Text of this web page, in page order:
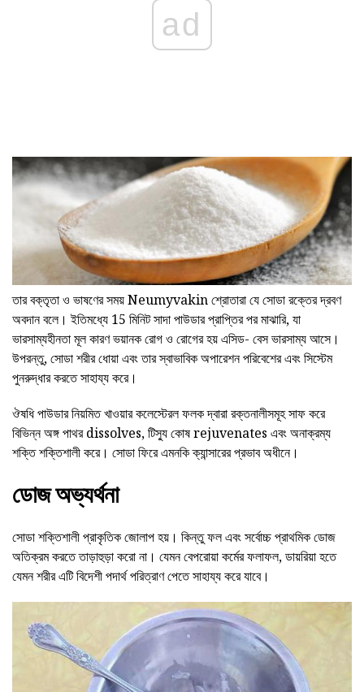
ad
তার বক্তৃতা ও ভাষণের সময় Neumyvakin শ্রোতারা যে সোডা রক্তের দ্রবণ
অবদান বলে। ইতিমধ্যে 15 মিনিট সাদা পাউডার প্রাপ্তির পর মাঝারি, যা
ভারসাম্যহীনতা মূল কারণ ভয়ানক রোগ ও রোগের হয় এসিড- বেস ভারসাম্য আসে।
উপরন্তু, সোডা শরীর ধোয়া এবং তার স্বাভাবিক অপারেশন পরিবেশের এবং সিস্টেম
পুনরুদ্ধার করতে সাহায্য করে।
ঔষধি পাউডার নিয়মিত খাওয়ার কলেস্টেরল ফলক দ্বারা রক্তনালীসমূহ সাফ করে
বিভিন্ন অঙ্গ পাথর dissolves, টিস্যু কোষ rejuvenates এবং অনাক্রম্য
শক্তি শক্তিশালী করে। সোডা ফিরে এমনকি ক্যান্সারের প্রভাব অধীনে।
ডোজ অভ্যর্থনা
সোডা শক্তিশালী প্রাকৃতিক জোলাপ হয়। কিন্তু ফল এবং সর্বোচ্চ প্রাথমিক ডোজ
অতিক্রম করতে তাড়াহুড়া করো না। যেমন বেপরোয়া কর্মের ফলাফল, ডায়রিয়া হতে
যেমন শরীর এটি বিদেশী পদার্থ পরিত্রাণ পেতে সাহায্য করে যাবে।